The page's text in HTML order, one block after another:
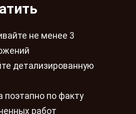
не менее 3
детализированную
поэтапно по факту
работ